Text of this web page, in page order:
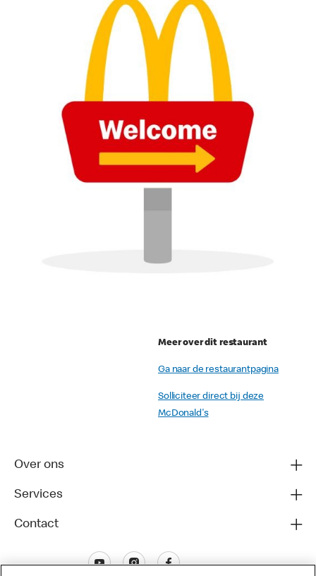
Meer over dit restaurant
Ga naar de restaurantpagina
Solliciteer direct bij deze
McDonald's
Over ons
Services
Contact